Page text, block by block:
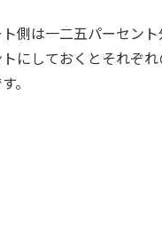
側は一二五パーセン
にしておくとそれぞ
。